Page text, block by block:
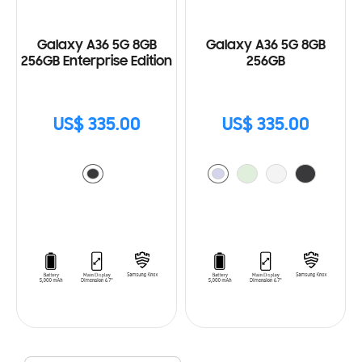
Galaxy A36 5G 8GB
256GB Enterprise Edition
US$ 335.00
Galaxy A36 5G 8GB
256GB
US$ 335.00